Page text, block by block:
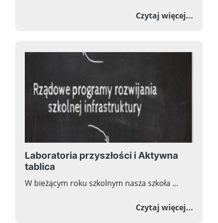
Czytaj więcej...o
Laboratoria przyszłości i Aktywna
tablica
W bieżącym roku szkolnym nasza szkoła ...
Czytaj więcej...o